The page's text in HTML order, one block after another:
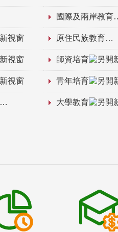
國際及兩岸教育
原住民族教育
師資培育
青年培育
大學教育